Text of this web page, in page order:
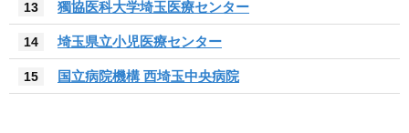
13 獨協医科大学埼玉医療センター
14 埼玉県立小児医療センター
15 国立病院機構 西埼玉中央病院